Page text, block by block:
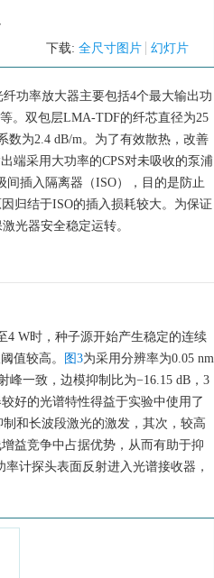
下载: 全尺寸图片 幻灯片
功率放大器主要包括4个最大输出功
。双包层LMA-TDF的纤芯直径为25
数为2.4 dB/m。为了有效散热，改善
端采用大功率的CPS对未吸收的泵浦
插入隔离器（ISO），目的是防止
归结于ISO的插入损耗较大。为保证
光器安全稳定运转。
4 W时，种子源开始产生稳定的连续
值较高。 图3为采用分辨率为0.05 nm
峰一致，边模抑制比为−16.15 dB，3
好的光谱特性得益于实验中使用了
和长波段激光的激发，其次，较高
益竞争中占据优势，从而有助于抑
计探头表面反射进入光谱接收器，